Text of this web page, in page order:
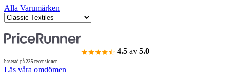
Alla Varumärken
4.5 av 5.0
baserad på 235 recensioner
Läs våra omdömen